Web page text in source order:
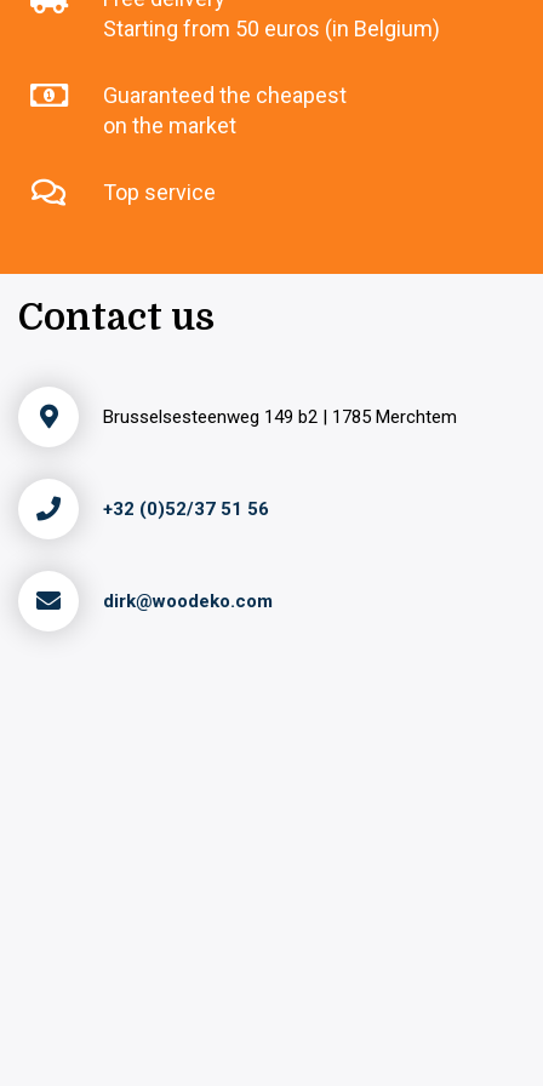
Starting from 50 euros (in Belgium)
Guaranteed the cheapest
on the market
Top service
Contact us
Brusselsesteenweg 149 b2 | 1785 Merchtem
+32 (0)52/37 51 56
dirk@woodeko.com